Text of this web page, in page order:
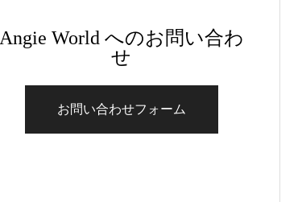
Angie World へのお問い合わ
せ
お問い合わせフォーム